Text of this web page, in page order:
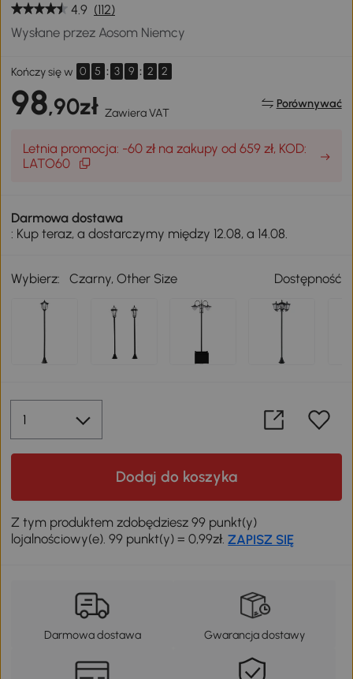
4.9 (112)
Wysłane przez Aosom Niemcy
Kończy się w 0 5 : 3 9 : 2 2
98,90zł Zawiera VAT
Porównywać
Letnia promocja: -60 zł na zakupy od 659 zł, KOD:
LATO60
Darmowa dostawa
: Kup teraz, a dostarczymy między 12.08, a 14.08.
Wybierz: Czarny, Other Size Dostępność
Dodaj do koszyka
Z tym produktem zdobędziesz 99 punkt(y)
lojalnościowy(e). 99 punkt(y) = 0,99zł.ZAPISZ SIĘ
Darmowa dostawa Gwarancja dostawy